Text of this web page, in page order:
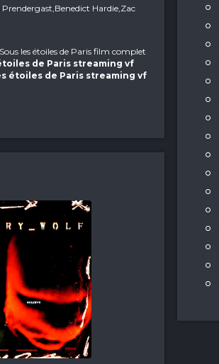
Hardie,Zac
les étoiles de Paris film complet
de Paris streaming vf
étoiles de Paris streaming vf